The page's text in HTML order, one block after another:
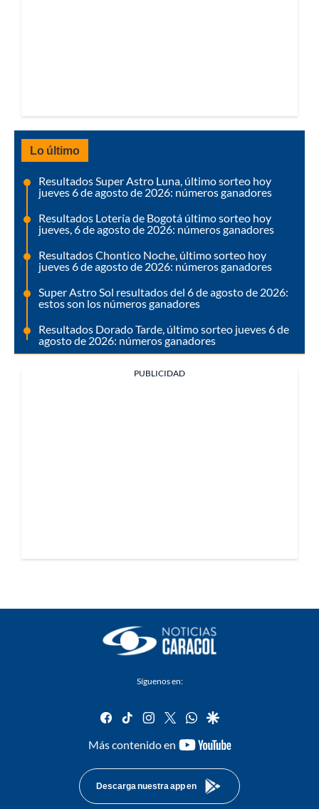
Lo último
Resultados Super Astro Luna, último sorteo hoy
jueves 6 de agosto de 2026: números ganadores
Resultados Lotería de Bogotá último sorteo hoy
jueves, 6 de agosto de 2026: números ganadores
Resultados Chontico Noche, último sorteo hoy
jueves 6 de agosto de 2026: números ganadores
Super Astro Sol resultados del 6 de agosto de 2026:
estos son los números ganadores
Resultados Dorado Tarde, último sorteo jueves 6 de
agosto de 2026: números ganadores
PUBLICIDAD
Síguenos en:
facebook
tiktok instagram
twitterwhatsapp
google
Más contenido en
youtube-
Descarga nuestra app en